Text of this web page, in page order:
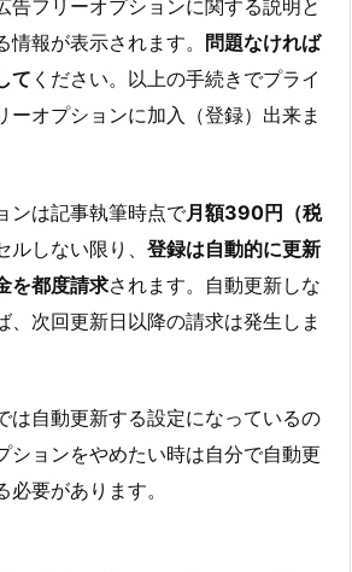
告フリーオプションに関する説明と
報が表示されます。 問題なければ
て ください。以上の手続きでプライ
ーオプションに加入（登録）出来ま
ンは記事執筆時点で月額390円（税
しない限り、 登録は自動的に更新
を都度請求されます。自動更新しな
、次回更新日以降の請求は発生しま
は自動更新する設定になっているの
ションをやめたい時は自分で自動更
要があります。